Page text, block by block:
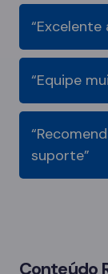
“Equipe
suporte”
Conteúdo